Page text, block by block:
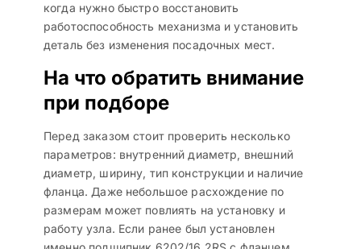
когда нужно быстро восстановить
работоспособность механизма и установить
деталь без изменения посадочных мест.
На что обратить внимание
при подборе
Перед заказом стоит проверить несколько
параметров: внутренний диаметр, внешний
диаметр, ширину, тип конструкции и наличие
фланца. Даже небольшое расхождение по
размерам может повлиять на установку и
работу узла. Если ранее был установлен